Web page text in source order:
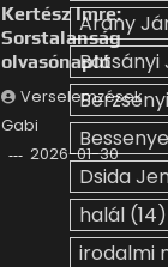
Kertész Imre:
Sorstalanság
olvasónapló
Verselemzések
Gabi
2026-01-30
Arany
Batsányi
Dsida
halál (14)
irodalmi